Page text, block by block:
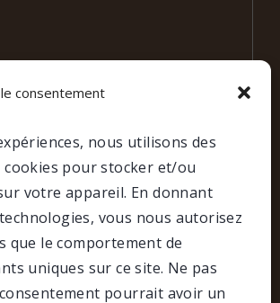
consentement
nous utilisons des
pour stocker et/ou
votre appareil. En donnant
vous nous autorisez
que le comportement de
uniques sur ce site. Ne pas
pourrait avoir un
Faire un don Portail membre